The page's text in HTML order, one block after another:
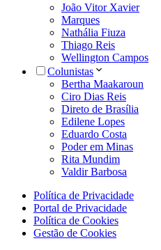
João Vitor Xavier
Marques
Nathália Fiuza
Thiago Reis
Wellington Campos
Colunistas
Bertha Maakaroun
Ciro Dias Reis
Direto de Brasília
Edilene Lopes
Eduardo Costa
Poder em Minas
Rita Mundim
Valdir Barbosa
Política de Privacidade
Portal de Privacidade
Política de Cookies
Gestão de Cookies